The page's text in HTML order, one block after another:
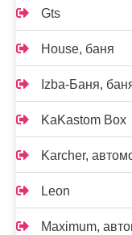
Gts
House, баня
Izba-Баня,
KaKastom Box
Karcher,
Leon
Maximum,